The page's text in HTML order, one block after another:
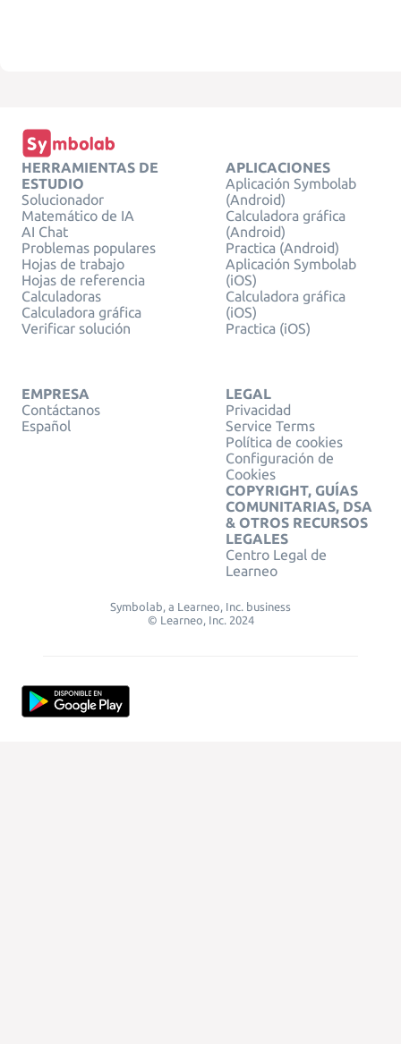
HERRAMIENTAS DE
ESTUDIO
Solucionador
Matemático de IA
AI Chat
Problemas populares
Hojas de trabajo
Hojas de referencia
Calculadoras
Calculadora gráfica
Verificar solución
APLICACIONES
Aplicación Symbolab
(Android)
Calculadora gráfica
(Android)
Practica (Android)
Aplicación Symbolab
(iOS)
Calculadora gráfica
(iOS)
Practica (iOS)
EMPRESA
Contáctanos
Español
LEGAL
Privacidad
Service Terms
Política de cookies
Configuración de
Cookies
COPYRIGHT, GUÍAS
COMUNITARIAS, DSA
& OTROS RECURSOS
LEGALES
Centro Legal de
Learneo
Symbolab, a Learneo, Inc. business
© Learneo, Inc. 2024